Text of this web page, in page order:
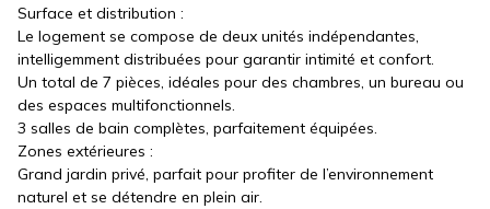
Surface et distribution :
Le logement se compose de deux unités indépendantes,
intelligemment distribuées pour garantir intimité et confort.
Un total de 7 pièces, idéales pour des chambres, un bureau ou
des espaces multifonctionnels.
3 salles de bain complètes, parfaitement équipées.
Zones extérieures :
Grand jardin privé, parfait pour profiter de l’environnement
naturel et se détendre en plein air.